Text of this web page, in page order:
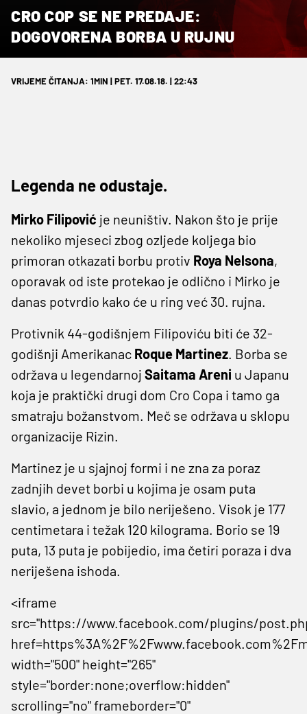
CRO COP SE NE PREDAJE:
DOGOVORENA BORBA U RUJNU
VRIJEME ČITANJA: 1MIN | PET. 17.08.18. | 22:43
Legenda ne odustaje.
Mirko Filipović je neuništiv. Nakon što je prije
nekoliko mjeseci zbog ozljede koljega bio
primoran otkazati borbu protiv Roya Nelsona,
oporavak od iste protekao je odlično i Mirko je
danas potvrdio kako će u ring već 30. rujna.
Protivnik 44-godišnjem Filipoviću biti će 32-
godišnji Amerikanac Roque Martinez. Borba se
održava u legendarnoj Saitama Areni u Japanu
koja je praktički drugi dom Cro Copa i tamo ga
smatraju božanstvom. Meč se održava u sklopu
organizacije Rizin.
Martinez je u sjajnoj formi i ne zna za poraz
zadnjih devet borbi u kojima je osam puta
slavio, a jednom je bilo neriješeno. Visok je 177
centimetara i težak 120 kilograma. Borio se 19
puta, 13 puta je pobijedio, ima četiri poraza i dva
neriješena ishoda.
<iframe
src="https://www.facebook.com/plugins/
width="500" height="265"
style="border:none;overflow:hidden"
scrolling="no" frameborder="0"